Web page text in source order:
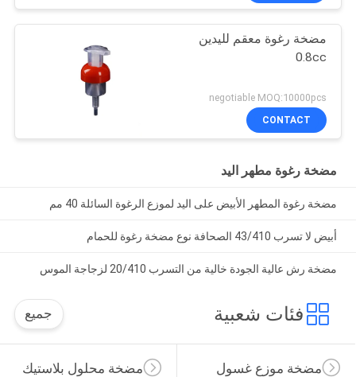
مضخة رغوة معقم لليدين
0.8cc
negotiable MOQ:10000pcs
CONTACT
مضخة رغوة مطهر اليد
مضخة رغوة المطهر الأبيض على اليد لموزع الرغوة السائلة 40 مم
أبيض لا تسرب 43/410 الصحافة نوع مضخة رغوة للحمام
مضخة رش عالية الجودة خالية من التسرب 20/410 لزجاجة الموس
فئات شعبية جميع
مضخة محلول بلاستيك مضخة موزع غسول